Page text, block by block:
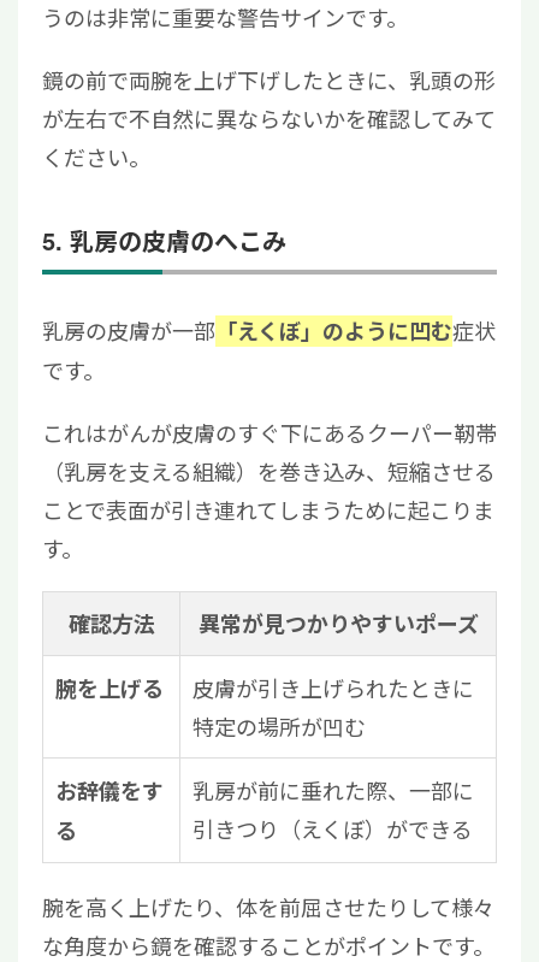
うのは非常に重要な警告サインです。
鏡の前で両腕を上げ下げしたときに、乳頭の形
が左右で不自然に異ならないかを確認してみて
ください。
5. 乳房の皮膚のへこみ
乳房の皮膚が一部 「えくぼ」のように凹む症状
です。
これはがんが皮膚のすぐ下にあるクーパー靭帯
（乳房を支える組織）を巻き込み、短縮させる
ことで表面が引き連れてしまうために起こりま
す。
確認方法 異常が見つかりやすいポーズ
腕を上げる
皮膚が引き上げられたときに
特定の場所が凹む
お辞儀をす
る
乳房が前に垂れた際、一部に
引きつり（えくぼ）ができる
腕を高く上げたり、体を前屈させたりして様々
な角度から鏡を確認することがポイントです。